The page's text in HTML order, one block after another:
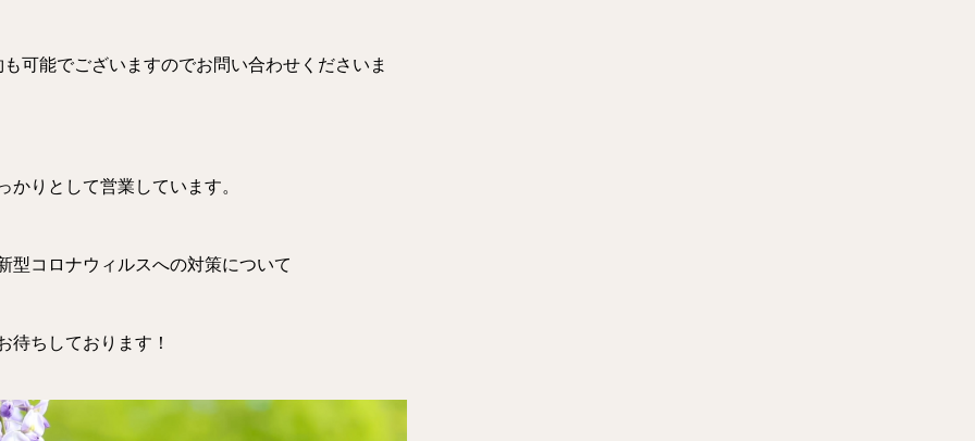
可能でございますのでお問い合わせくださいま
かりとして営業しています。
型コロナウィルスへの対策について
待ちしております！